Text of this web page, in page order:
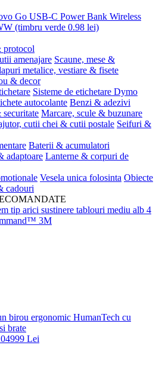
Go USB-C Power Bank Wireless
(timbru verde 0.98 lei)
protocol
amenajare Scaune, mese &
metalice, vestiare & fisete
& decor
Sisteme de etichetare Dymo
autocolante Benzi & adezivi
securitate Marcare, scule & buzunare
cutii chei & cutii postale Seifuri &
Baterii & acumulatori
adaptoare Lanterne & corpuri de
Vesela unica folosinta Obiecte
cadouri
tip arici sustinere tablouri mediu alb 4
3M
birou ergonomic HumanTech cu
brate
99 Lei